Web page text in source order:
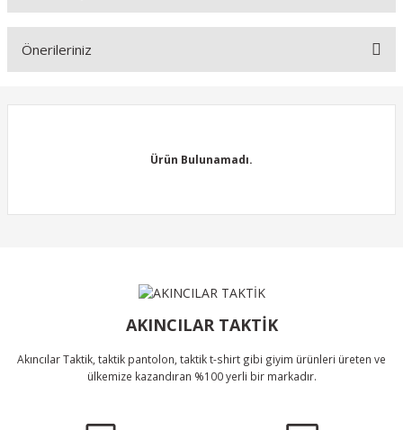
Ürün hakkında henüz soru sorulmamış.
Önerileriniz
Görüş ve önerileriniz için teşekkür ederiz.
Ürün fiyatı diğer sitelerden daha pahalı.
Bu ürüne benzer farklı alternatifler olmalı.
Ürün Bulunamadı.
Ürün Bulunamadı.
AKINCILAR TAKTİK
Akıncılar Taktik, taktik pantolon, taktik t-shirt gibi giyim ürünleri üreten ve
ülkemize kazandıran %100 yerli bir markadır.